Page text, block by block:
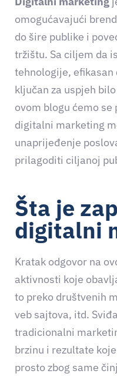
omogućavajući
do šire publike i
tržištu. Sa ciljem da
tehnologije,
ključan za uspjeh
ovom blogu ćemo
digitalni marketing
unaprijeđenje
prilagoditi ciljanoj
Šta je
digitalni
Kratak odgovor na
aktivnosti koje
to preko društvenih
veb sajtova, itd.
tradicionalni
brzinu i rezultate
prosto zbog same